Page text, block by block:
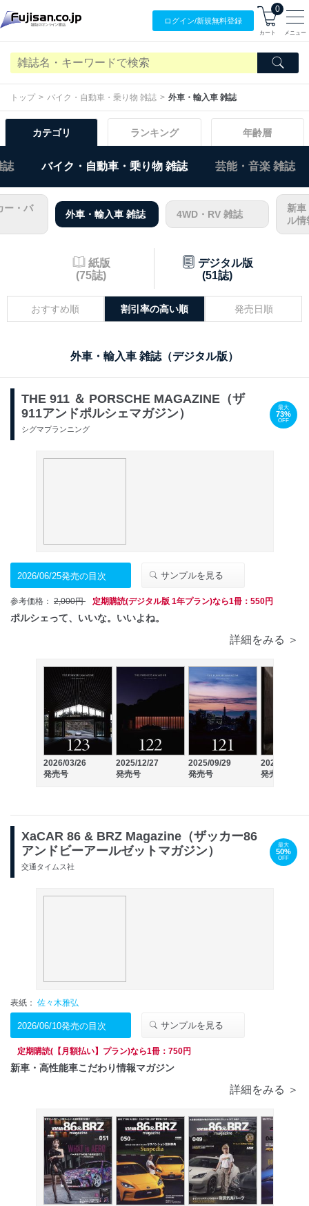
ログイン/新規無料登録
0
カート メニュー
トップ バイク・自動車・乗り物 雑誌 外車・輸入車 雑誌
カテゴリ ランキング 年齢層
誌 バイク・自動車・乗り物 雑誌 芸能・音楽 雑誌
ー・バ
外車・輸入車 雑誌 4WD・RV 雑誌
新車
ル情
紙版
(75誌)
デジタル版
(51誌)
おすすめ順 割引率の高い順 発売日順
外車・輸入車 雑誌（デジタル版）
THE 911 ＆ PORSCHE MAGAZINE（ザ
911アンドポルシェマガジン）
シグマプランニング
最大
73%
OFF
2026/06/25発売の目次 サンプルを見る
参考価格： 2,000円 定期購読(デジタル版 1年プラン)なら1冊：550円
ポルシェって、いいな。いいよね。
詳細をみる ＞
2026/03/26
発売号
2025/12/27
発売号
2025/09/29
発売号
2025/06/30
発売号
XaCAR 86 & BRZ Magazine（ザッカー86
アンドビーアールゼットマガジン）
交通タイムス社
最大
50%
OFF
表紙： 佐々木雅弘
2026/06/10発売の目次 サンプルを見る
定期購読(【月額払い】プラン)なら1冊：750円
新車・高性能車こだわり情報マガジン
詳細をみる ＞